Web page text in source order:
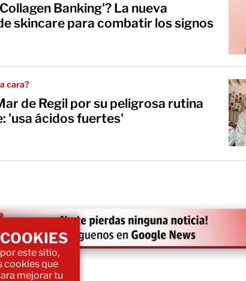
Banking'? La nueva
skincare para combatir los signos
cara?
de Regil por su peligrosa rutina
'usa ácidos fuertes'
este sitio,
cookies que
mejorar tu